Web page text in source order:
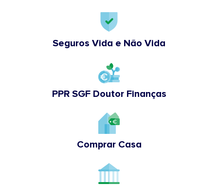
Seguros Vida e Não Vida
PPR SGF Doutor Finanças
Comprar Casa